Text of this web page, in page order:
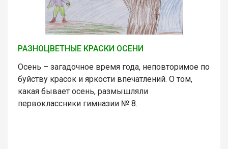
РАЗНОЦВЕТНЫЕ КРАСКИ ОСЕНИ
Осень – загадочное время года, неповторимое по
буйству красок и яркости впечатлений. О том,
какая бывает осень, размышляли
первоклассники гимназии № 8.